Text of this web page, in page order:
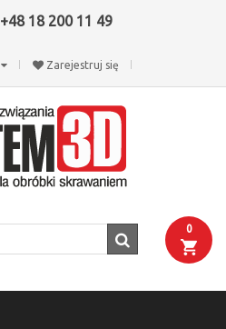
+48 18 200 11 49
Zarejestruj się
0